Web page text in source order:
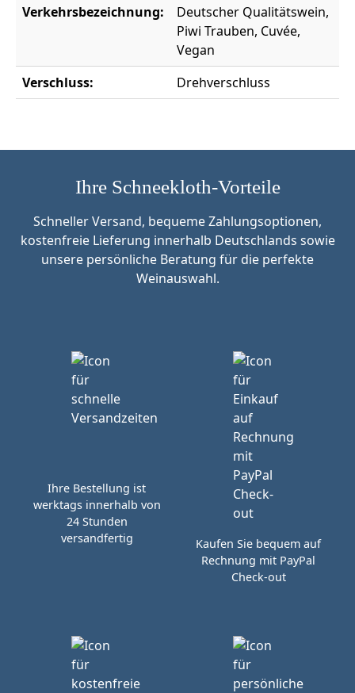
Verkehrsbezeichnung:
Deutscher Qualitätswein,
Piwi Trauben, Cuvée,
Vegan
Verschluss:
Drehverschluss
Ihre Schneekloth-Vorteile
Schneller Versand, bequeme Zahlungsoptionen,
kostenfreie Lieferung innerhalb Deutschlands sowie
unsere persönliche Beratung für die perfekte
Weinauswahl.
Ihre Bestellung ist
werktags innerhalb von
24 Stunden
versandfertig
Kaufen Sie bequem auf
Rechnung mit PayPal
Check-out